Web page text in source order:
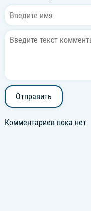
Отправить
Комментариев пока нет